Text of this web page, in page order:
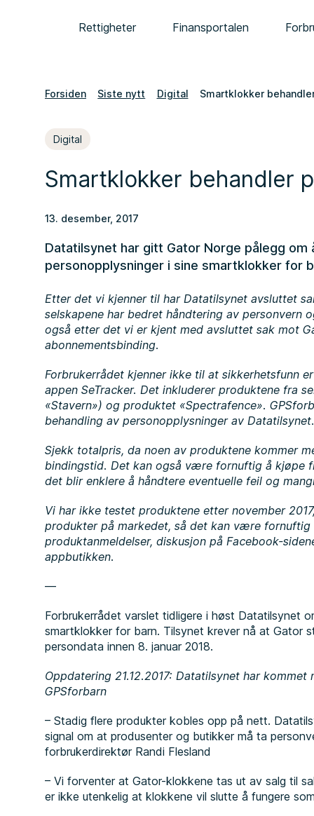
Rettigheter Finansportalen
Forsiden Siste nytt Digital Smartklokker
Digital
Smartklokker behandler
13. desember, 2017
Datatilsynet har gitt Gator Norge pålegg om
personopplysninger i sine smartklokker for
Etter det vi kjenner til har Datatilsynet avsluttet
selskapene har bedret håndtering av personvern
også etter det vi er kjent med avsluttet sak mot
abonnementsbinding.
Forbrukerrådet kjenner ikke til at sikkerhetsfunn
appen SeTracker. Det inkluderer produktene fra
«Stavern») og produktet «Spectrafence».
behandling av personopplysninger av Datatilsynet.
Sjekk totalpris, da noen av produktene kommer
bindingstid. Det kan også være fornuftig å kjøpe
det blir enklere å håndtere eventuelle feil og
Vi har ikke testet produktene etter november
produkter på markedet, så det kan være fornuftig
produktanmeldelser, diskusjon på Facebook-
appbutikken.
—
Forbrukerrådet varslet tidligere i høst Datatilsynet
smartklokker for barn. Tilsynet krever nå at Gator
persondata innen 8. januar 2018.
Oppdatering 21.12.2017: Datatilsynet har
GPSforbarn
– Stadig flere produkter kobles opp på nett.
signal om at produsenter og butikker må ta
forbrukerdirektør Randi Flesland
– Vi forventer at Gator-klokkene tas ut av salg til
er ikke utenkelig at klokkene vil slutte å fungere